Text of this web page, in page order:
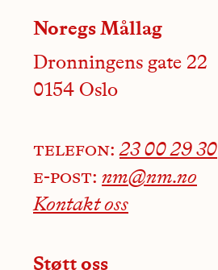
Noregs Mållag
Dronningens gate 22
0154 Oslo
telefon:23 00 29 30
e-post: nm@nm.no
Kontakt oss
Støtt oss